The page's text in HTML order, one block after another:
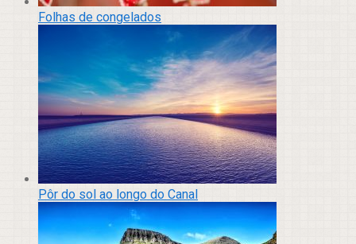
Folhas de congelados
Pôr do sol ao longo do Canal